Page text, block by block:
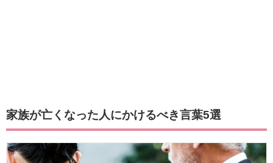
家族が亡くなった人にかけるべき言葉5選